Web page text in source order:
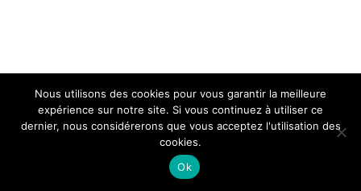
Nous utilisons des cookies pour vous garantir la meilleure
expérience sur notre site. Si vous continuez à utiliser ce
dernier, nous considérerons que vous acceptez l'utilisation des
cookies.
Ok